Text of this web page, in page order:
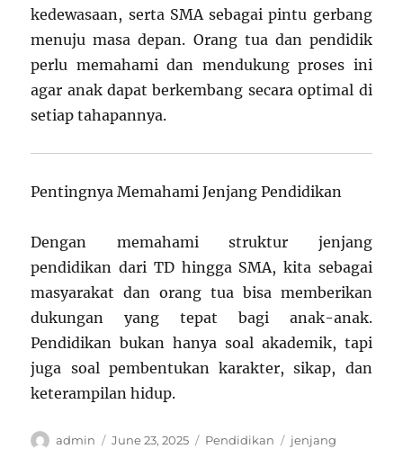
kedewasaan, serta SMA sebagai pintu gerbang
menuju masa depan. Orang tua dan pendidik
perlu memahami dan mendukung proses ini
agar anak dapat berkembang secara optimal di
setiap tahapannya.
Pentingnya Memahami Jenjang Pendidikan
Dengan memahami struktur jenjang
pendidikan dari TD hingga SMA, kita sebagai
masyarakat dan orang tua bisa memberikan
dukungan yang tepat bagi anak-anak.
Pendidikan bukan hanya soal akademik, tapi
juga soal pembentukan karakter, sikap, dan
keterampilan hidup.
Author
admin
Posted
June 23, 2025 Categories
Pendidikan Tags
jenjang